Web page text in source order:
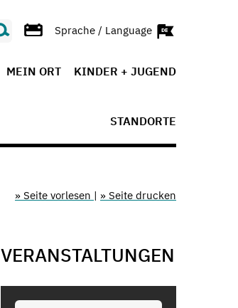
Sprache / Language
MEIN ORT KINDER + JUGEND
STANDORTE
» Seite vorlesen | » Seite drucken
VERANSTALTUNGEN